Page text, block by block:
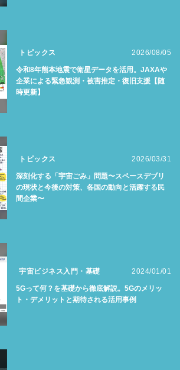
トピックス 2026/08/05
令和8年熊本地震で衛星データを活用。JAXAや
企業による緊急観測・被害推定・復旧支援【随
時更新】
トピックス 2026/03/31
深刻化する「宇宙ごみ」問題〜スペースデブリ
の現状と今後の対策、各国の動向と活躍する民
間企業〜
宇宙ビジネス入門・基礎 2024/01/01
5Gって何？を基礎から徹底解説。5Gのメリッ
ト・デメリットと期待される活用事例